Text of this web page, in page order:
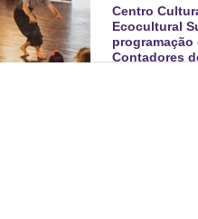
Centro
Ecocultural
Contadores